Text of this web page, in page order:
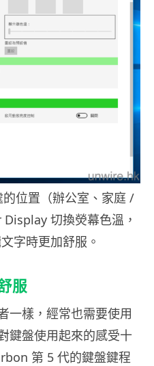
位置（辦公室、家庭 /
切換熒幕色溫，
字時更加舒服。
服
一樣，經常也需要使用
鍵盤使用起來的感受十
第 5 代的鍵盤鍵程